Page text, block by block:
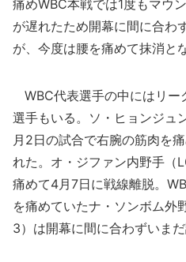
痛めWBC本戦では1度もマウ
が遅れたため開幕に間に合わ
が、今度は腰を痛めて抹消と
WBC代表選手の中にはリー
選手もいる。ソ・ヒョンジュ
月2日の試合で右腕の筋肉を
れた。オ・ジファン内野手（
痛めて4月7日に戦線離脱。
を痛めていたナ・ソンボム外
3）は開幕に間に合わずいまだ